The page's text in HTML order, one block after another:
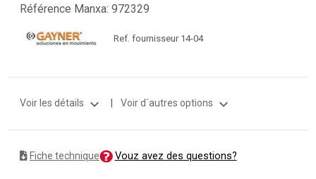
Référence Manxa: 972329
Ref. fournisseur 14-04
Voir les détails expand_more Voir d´autres options expand_more
Fiche technique Vouz avez des questions?